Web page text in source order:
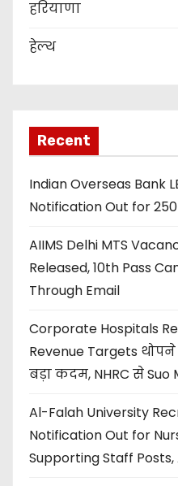
हरियाणा
हेल्थ
Recent
Indian Overseas Bank
Notification Out for
AIIMS Delhi MTS
Released, 10th Pass
Through Email
Corporate Hospitals
Revenue Targets
बड़ा कदम, NHRC से
Al-Falah University
Notification Out for
Supporting Staff